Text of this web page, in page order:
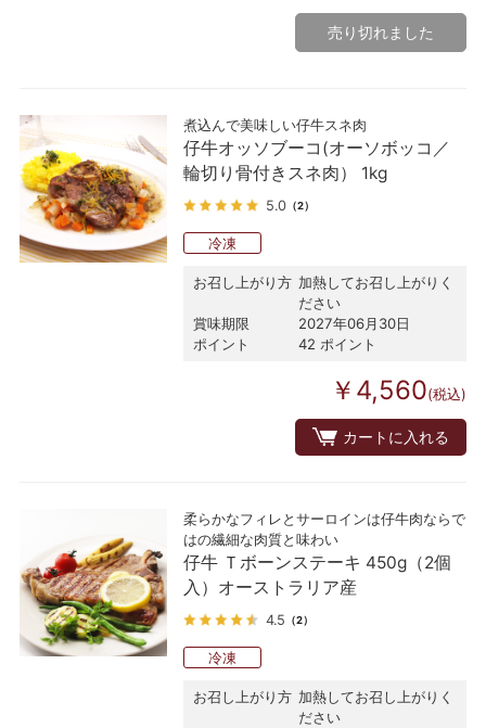
売り切れました
煮込んで美味しい仔牛スネ肉
仔牛オッソブーコ(オーソボッコ／
輪切り骨付きスネ肉） 1kg
5.0 （2）
冷凍
お召し上がり方 加熱してお召し上がりく
ださい
賞味期限
2027年06月30日
ポイント
42 ポイント
￥4,560(税込)
カートに入れる
柔らかなフィレとサーロインは仔牛肉ならで
はの繊細な肉質と味わい
仔牛 Ｔボーンステーキ 450g（2個
入）オーストラリア産
4.5 （2）
冷凍
お召し上がり方 加熱してお召し上がりく
ださい